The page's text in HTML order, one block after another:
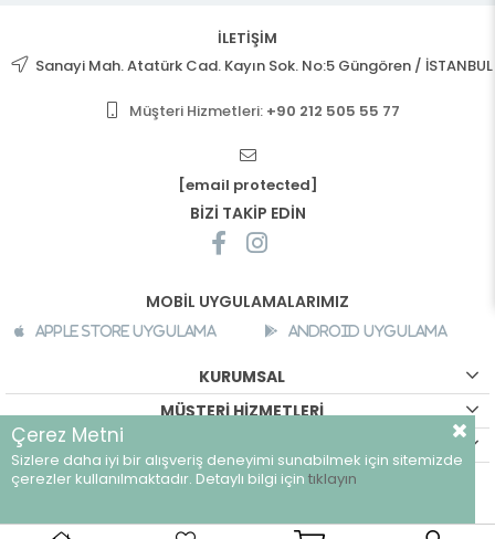
İLETİŞİM
Sanayi Mah. Atatürk Cad. Kayın Sok. No:5 Güngören / İSTANBUL
Müşteri Hizmetleri: +90 212 505 55 77
[email protected]
BİZİ TAKİP EDİN
MOBİL UYGULAMALARIMIZ
Apple Store Uygulama Android Uygulama
KURUMSAL
MÜŞTERİ HİZMETLERİ
©breeze.com.tr - Tüm hakları saklıdır.
Çerez Metni
Sizlere daha iyi bir alışveriş deneyimi sunabilmek için sitemizde
çerezler kullanılmaktadır. Detaylı bilgi için tıklayın